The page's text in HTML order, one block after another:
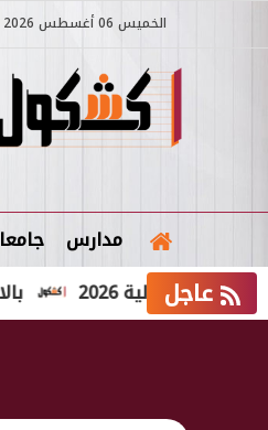
الخميس 06 أغسطس 2026 الموافق 23 صفر 1448
مدارس
عاجل بالاسم فقط.. 2026